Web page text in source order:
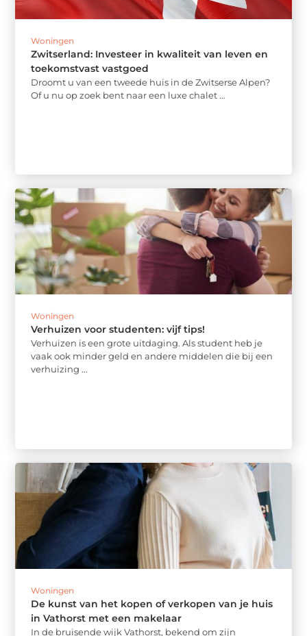
Woningen
Zwitserland: Investeer in kwaliteit van leven en
toekomstvast vastgoed
Droomt u van een tweede huis in de Zwitserse Alpen?
Of u nu op zoek bent naar een luxe chalet ...
Woningen
Verhuizen voor studenten: vijf tips!
Verhuizen is een grote uitdaging. Als student heb je
vaak ook minder geld en andere middelen die bij een
verhuizing ...
Woningen
De kunst van het kopen of verkopen van je huis
in Vathorst met een makelaar
In de bruisende wijk Vathorst, bekend om zijn